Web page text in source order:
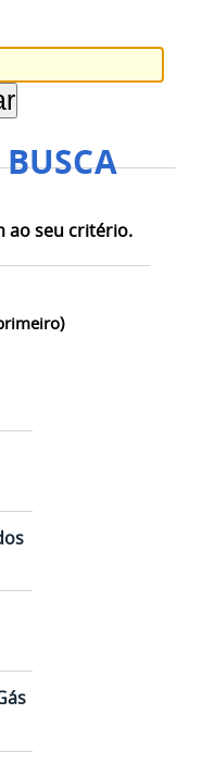
ao seu critério.